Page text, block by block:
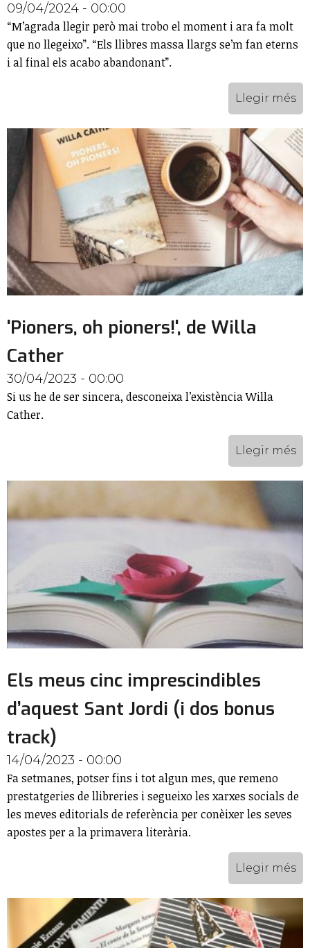
09/04/2024 - 00:00
“M’agrada llegir però mai trobo el moment i ara fa molt
que no llegeixo”. “Els llibres massa llargs se’m fan eterns
i al final els acabo abandonant”.
Llegir més
'Pioners, oh pioners!', de Willa
Cather
30/04/2023 - 00:00
Si us he de ser sincera, desconeixa l’existència Willa
Cather.
Llegir més
Els meus cinc imprescindibles
d’aquest Sant Jordi (i dos bonus
track)
14/04/2023 - 00:00
Fa setmanes, potser fins i tot algun mes, que remeno
prestatgeries de llibreries i segueixo les xarxes socials de
les meves editorials de referència per conèixer les seves
apostes per a la primavera literària.
Llegir més